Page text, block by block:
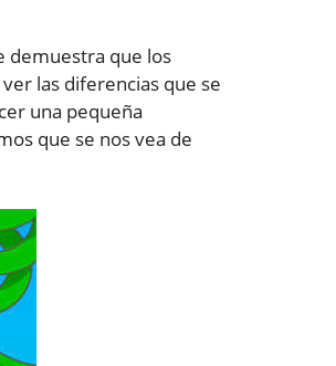
demuestra que los
las diferencias que se
una pequeña
que se nos vea de